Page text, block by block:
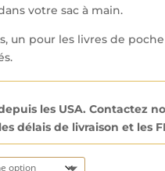
votre sac à main.
un pour les livres de
les USA. Contactez
délais de livraison et les